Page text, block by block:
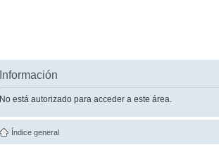
Información
No está autorizado para acceder a este área.
Índice general